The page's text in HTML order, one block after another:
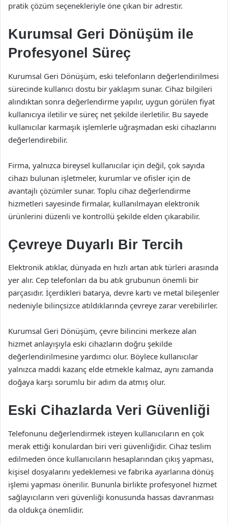
pratik çözüm seçenekleriyle öne çıkan bir adrestir.
Kurumsal Geri Dönüşüm ile
Profesyonel Süreç
Kurumsal Geri Dönüşüm, eski telefonların değerlendirilmesi
sürecinde kullanıcı dostu bir yaklaşım sunar. Cihaz bilgileri
alındıktan sonra değerlendirme yapılır, uygun görülen fiyat
kullanıcıya iletilir ve süreç net şekilde ilerletilir. Bu sayede
kullanıcılar karmaşık işlemlerle uğraşmadan eski cihazlarını
değerlendirebilir.
Firma, yalnızca bireysel kullanıcılar için değil, çok sayıda
cihazı bulunan işletmeler, kurumlar ve ofisler için de
avantajlı çözümler sunar. Toplu cihaz değerlendirme
hizmetleri sayesinde firmalar, kullanılmayan elektronik
ürünlerini düzenli ve kontrollü şekilde elden çıkarabilir.
Çevreye Duyarlı Bir Tercih
Elektronik atıklar, dünyada en hızlı artan atık türleri arasında
yer alır. Cep telefonları da bu atık grubunun önemli bir
parçasıdır. İçerdikleri batarya, devre kartı ve metal bileşenler
nedeniyle bilinçsizce atıldıklarında çevreye zarar verebilirler.
Kurumsal Geri Dönüşüm, çevre bilincini merkeze alan
hizmet anlayışıyla eski cihazların doğru şekilde
değerlendirilmesine yardımcı olur. Böylece kullanıcılar
yalnızca maddi kazanç elde etmekle kalmaz, aynı zamanda
doğaya karşı sorumlu bir adım da atmış olur.
Eski Cihazlarda Veri Güvenliği
Telefonunu değerlendirmek isteyen kullanıcıların en çok
merak ettiği konulardan biri veri güvenliğidir. Cihaz teslim
edilmeden önce kullanıcıların hesaplarından çıkış yapması,
kişisel dosyalarını yedeklemesi ve fabrika ayarlarına dönüş
işlemi yapması önerilir. Bununla birlikte profesyonel hizmet
sağlayıcıların veri güvenliği konusunda hassas davranması
da oldukça önemlidir.